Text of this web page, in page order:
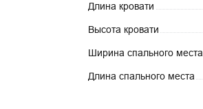
Длина кровати
Высота кровати
Ширина спального места
Длина спального места